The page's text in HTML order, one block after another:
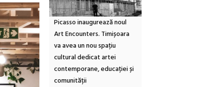
Picasso inaugurează noul
Art Encounters. Timișoara
va avea un nou spațiu
cultural dedicat artei
contemporane, educației și
comunității